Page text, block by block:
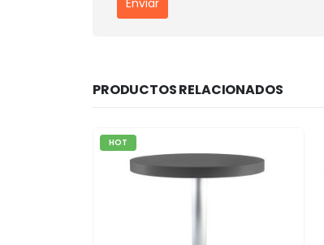
PRODUCTOS RELACIONADOS
HOT